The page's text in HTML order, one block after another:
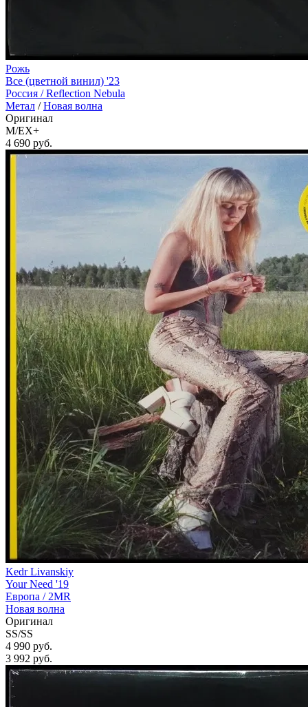
Рожь
Все (цветной винил) '23
Россия /Reflection Nebula
Метал /Новая волна
Оригинал
M/EX+
4 690 руб.
Kedr Livanskiy
Your Need '19
Европа / 2MR
Новая волна
Оригинал
SS/SS
4 990 руб.
3 992 руб.